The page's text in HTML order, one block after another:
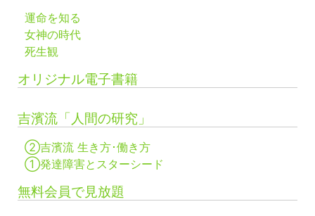
運命を知る
女神の時代
死生観
オリジナル電子書籍
吉濱流「人間の研究」
②吉濱流 生き方･働き方
①発達障害とスターシード
無料会員で見放題